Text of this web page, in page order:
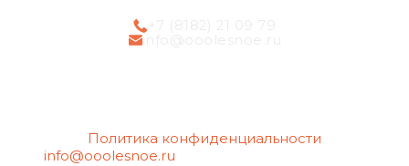
+7 (8182) 21 09 79
info@ooolesnoe.ru
Политика конфиденциальности
info@ooolesnoe.ru